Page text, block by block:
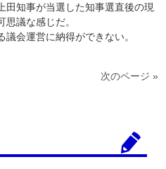
田知事が当選した知事選直後の現
議な感じだ。
会運営に納得ができない。
次のページ »